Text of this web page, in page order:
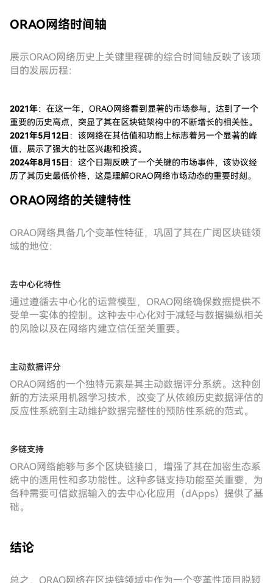
ORAO网络时间轴
展示ORAO网络历史上关键里程碑的综合时间轴反映了该项
目的发展历程：
2021年：在这一年，ORAO网络看到显著的市场参与，达到了一个
重要的历史高点，突显了其在区块链架构中的不断增长的相关性。
2021年5月12日 ：该网络在其估值和功能上标志着另一个显著的峰
值，展示了强大的社区兴趣和投资。
2024年8月15日 ：这个日期反映了一个关键的市场事件，该协议经
历了其历史最低价格，这是理解ORAO网络市场动态的重要时刻。
ORAO网络的关键特性
ORAO网络具备几个变革性特征，巩固了其在广阔区块链领
域的地位：
去中心化特性
通过遵循去中心化的运营模型，ORAO网络确保数据提供不
受单一实体的控制。这种去中心化对于减轻与数据操纵相关
的风险以及在网络内建立信任至关重要。
主动数据评分
ORAO网络的一个独特元素是其主动数据评分系统。这种创
新的方法采用机器学习技术，改变了从依赖历史数据评估的
反应性系统到主动维护数据完整性的预防性系统的范式。
多链支持
ORAO网络能够与多个区块链接口，增强了其在加密生态系
统中的适用性和多功能性。这种多链支持功能至关重要，为
各种需要可信数据输入的去中心化应用（dApps）提供了基
础。
结论
总之，ORAO网络在区块链领域中作为一个变革性项目脱颖